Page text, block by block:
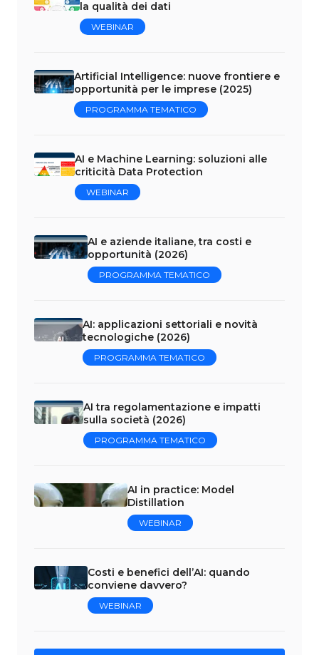
la qualità dei dati
WEBINAR
Artificial Intelligence: nuove frontiere e
opportunità per le imprese (2025)
PROGRAMMA TEMATICO
AI e Machine Learning: soluzioni alle
criticità Data Protection
WEBINAR
AI e aziende italiane, tra costi e
opportunità (2026)
PROGRAMMA TEMATICO
AI: applicazioni settoriali e novità
tecnologiche (2026)
PROGRAMMA TEMATICO
AI tra regolamentazione e impatti
sulla società (2026)
PROGRAMMA TEMATICO
AI in practice: Model
Distillation
WEBINAR
Costi e benefici dell’AI: quando
conviene davvero?
WEBINAR